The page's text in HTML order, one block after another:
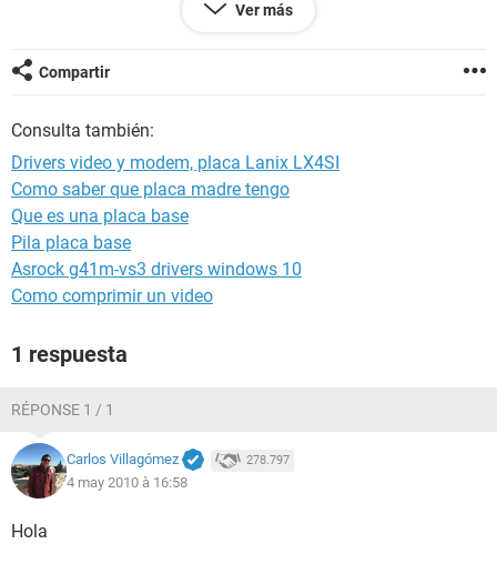
ademas de eso no tiene activa el icono de susperder de mi
--------[ EVEREST Home Edition (c) 2003-2005 Lavalys, Inc. ]-----
-------------------------------------------------------
Versión EVEREST v2.20.405/es
Sitio Webhttp://www.lavalys.com/
Tipo de informe Asistente de informes
Ordenador FREDDY-65B9E67E
Generador freddy
Sistema operativo Microsoft Windows XP Professional
Fecha 2010-05-04
--------[ Resumen ]------------------------------------------------------------------------------
-----------------------
Sistema operativo Microsoft Windows XP Professional
Ver más
Compartir
Consulta también:
Drivers video y modem, placa Lanix LX4SI
Como saber que placa madre tengo
Que es una placa base
Pila placa base
Asrock g41m-vs3 drivers windows 10
Como comprimir un video
1 respuesta
RÉPONSE 1 / 1
Carlos Villagómez 278.797
4 may 2010 à 16:58
Hola